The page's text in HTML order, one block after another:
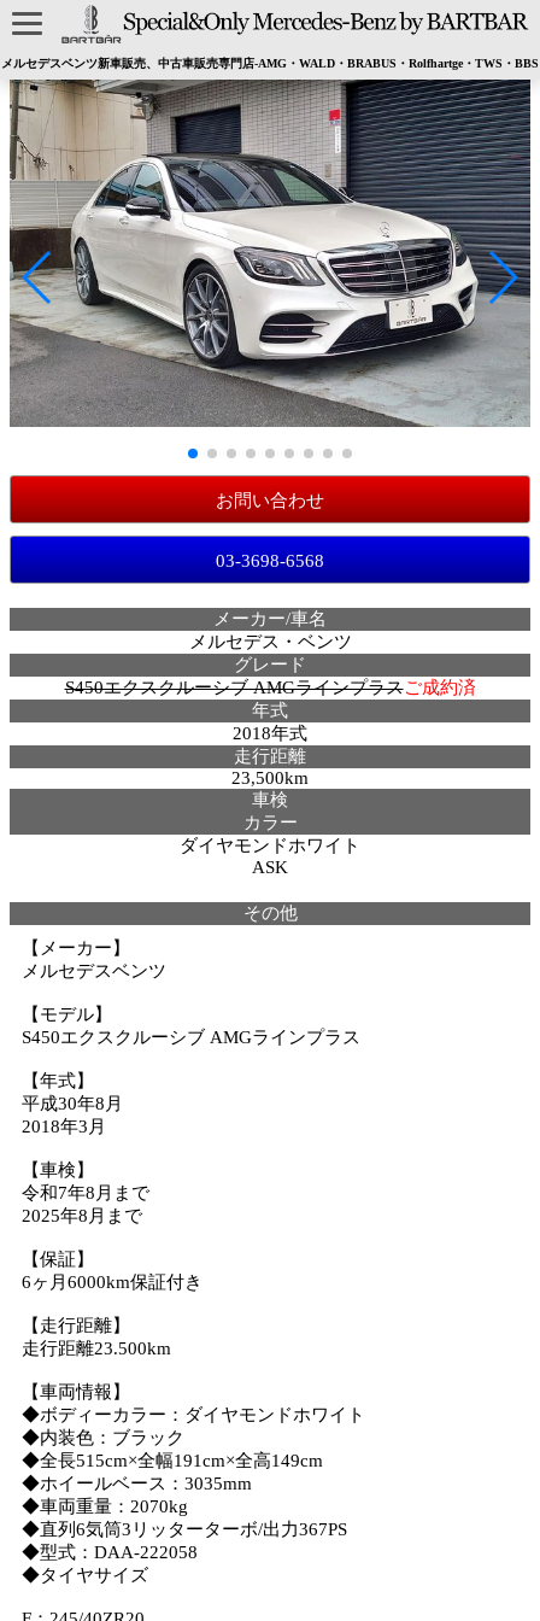
メルセデスベンツ新車販売、中古車販売専門店-AMG・WALD・BRABUS・Rolfhartge・TWS・BBS
お問い合わせ
03-3698-6568
メーカー/車名
メルセデス・ベンツ
グレード
S450エクスクルーシブ AMGラインプラスご成約済
年式
2018年式
走行距離
23,500km
車検
カラー
ダイヤモンドホワイト
ASK
その他
【メーカー】
メルセデスベンツ
【モデル】
S450エクスクルーシブ AMGラインプラス
【年式】
平成30年8月
2018年3月
【車検】
令和7年8月まで
2025年8月まで
【保証】
6ヶ月6000km保証付き
【走行距離】
走行距離23.500km
【車両情報】
◆ボディーカラー：ダイヤモンドホワイト
◆内装色：ブラック
◆全長515cm×全幅191cm×全高149cm
◆ホイールベース：3035mm
◆車両重量：2070kg
◆直列6気筒3リッターターボ/出力367PS
◆型式：DAA-222058
◆タイヤサイズ